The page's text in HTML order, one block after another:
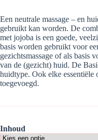
€ 175,00
Een neutrale massage – en
gebruikt kan worden. De
met jojoba is een goede,
basis worden gebruikt voor
gezichtsmassage of als basis
van de (gezicht) huid. De
huidtype. Ook elke essentiële
toegevoegd.
Inhoud